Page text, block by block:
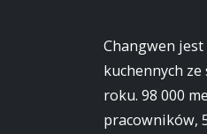
Changwen
kuchennych
roku. 98 000
pracowników,